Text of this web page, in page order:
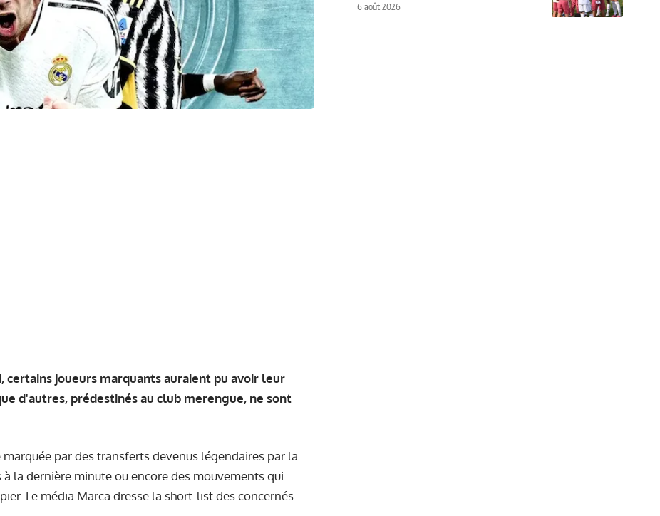
certains joueurs marquants auraient pu avoir leur
d'autres, prédestinés au club merengue, ne sont
par des transferts devenus légendaires par la
la dernière minute ou encore des mouvements qui
Le média Marca dresse la short-list des concernés.
6 août 2026